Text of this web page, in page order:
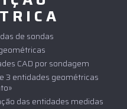
de sondas
CAD por sondagem
3 entidades geométricas
das entidades medidas